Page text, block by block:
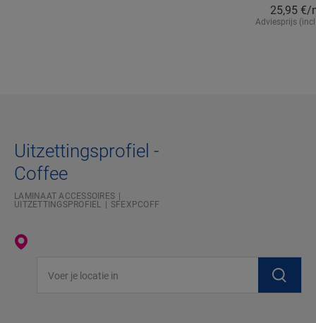
25,95 €/
Adviesprijs
Uitzettingsprofiel -
Coffee
LAMINAAT ACCESSOIRES
UITZETTINGSPROFIEL
SFEXPCOFF